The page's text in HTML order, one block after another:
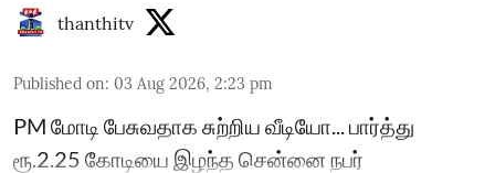
thanthitv
Published on: 03 Aug 2026, 2:23 pm
PM மோடி பேசுவதாக சுற்றிய வீடியோ... பார்த்து
ரூ.2.25 கோடியை இழந்த சென்னை நபர்